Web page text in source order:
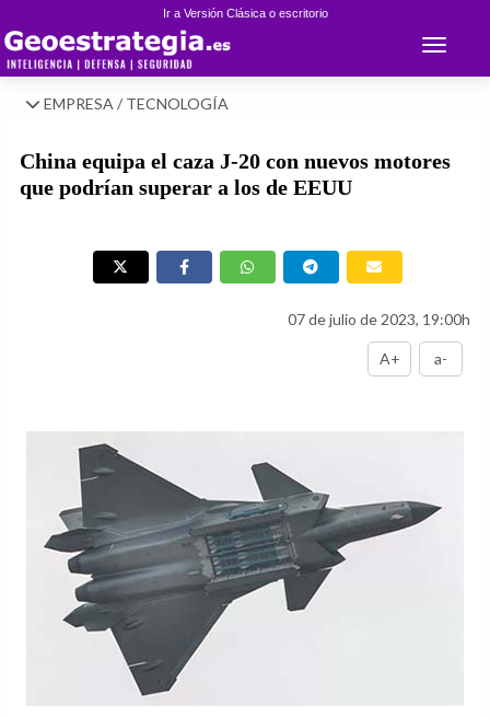
Ir a Versión Clásica o escritorio
Toggle
EMPRESA / TECNOLOGÍA
China equipa el caza J-20 con nuevos motores
que podrían superar a los de EEUU
07 de julio de 2023, 19:00h
A+ a-